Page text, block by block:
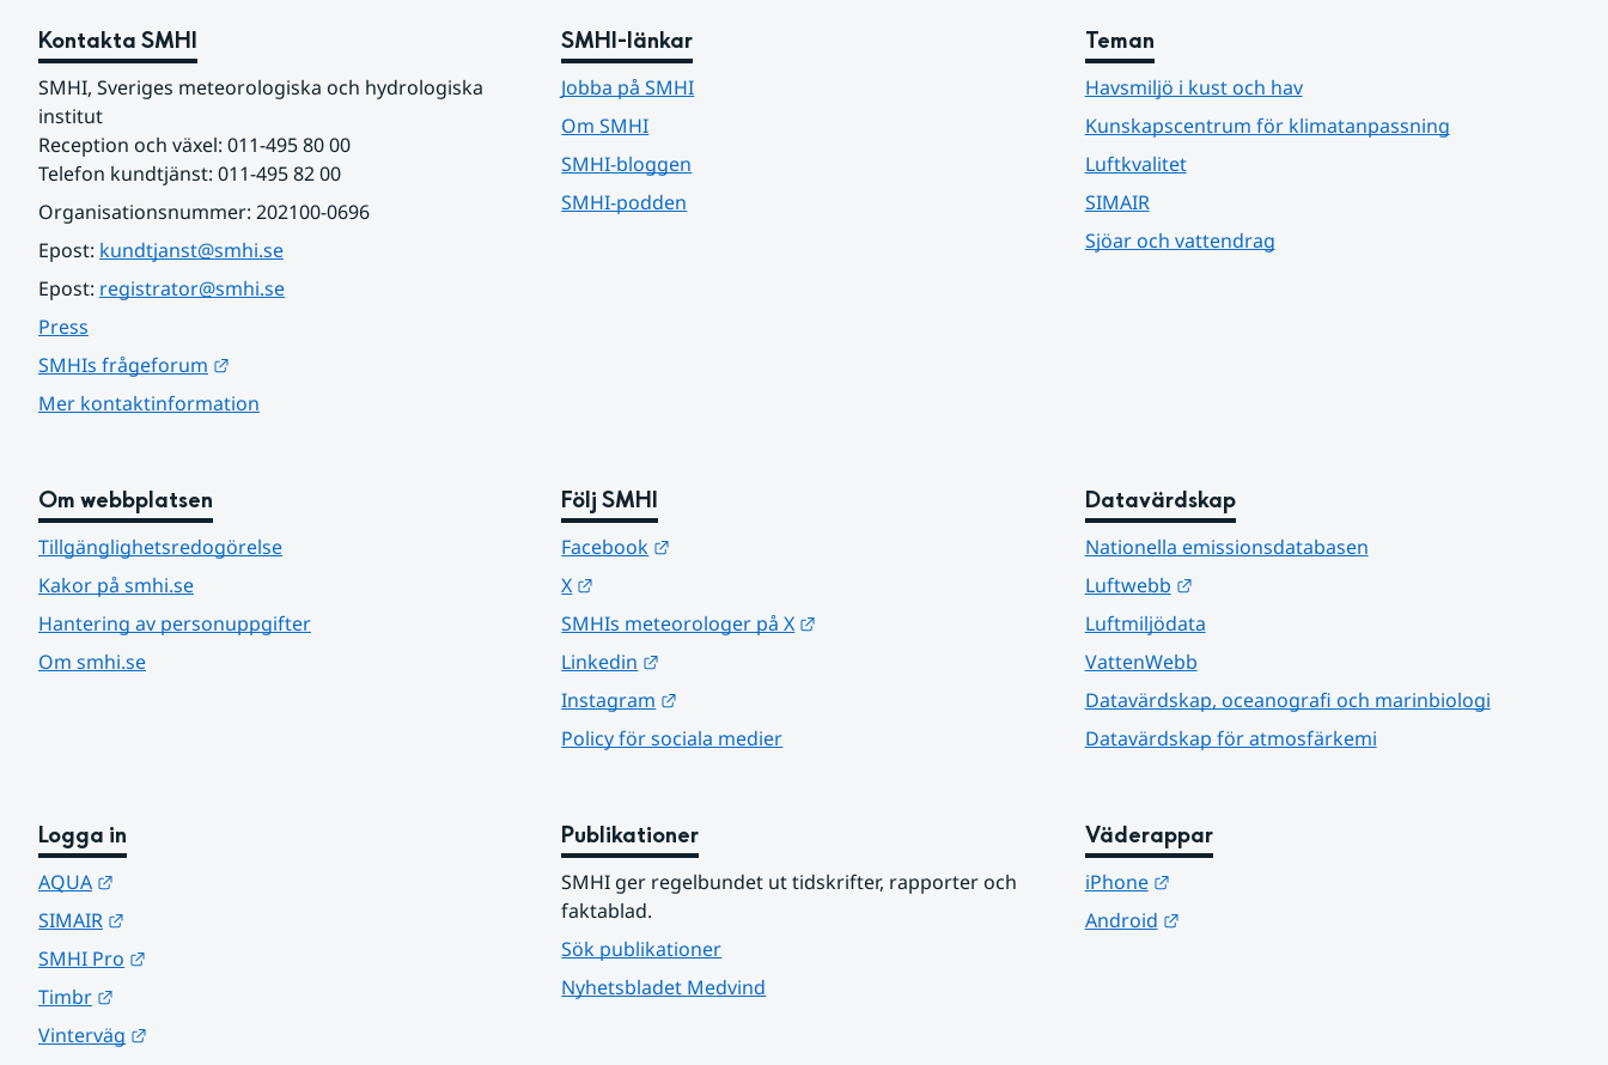
Kontakta SMHI
SMHI, Sveriges meteorologiska och hydrologiska
institut
Reception och växel: 011-495 80 00
Telefon kundtjänst: 011-495 82 00
Organisationsnummer: 202100-0696
Epost: kundtjanst@smhi.se
Epost: registrator@smhi.se
Press
SMHIs frågeforum
Mer kontaktinformation
SMHI-länkar
Jobba på SMHI
Om SMHI
SMHI-bloggen
SMHI-podden
Teman
Havsmiljö i kust och hav
Kunskapscentrum för klimatanpassning
Luftkvalitet
SIMAIR
Sjöar och vattendrag
Om webbplatsen
Tillgänglighetsredogörelse
Kakor på smhi.se
Hantering av personuppgifter
Om smhi.se
Följ SMHI
Facebook
X
SMHIs meteorologer på X
Linkedin
Instagram
Policy för sociala medier
Datavärdskap
Nationella emissionsdatabasen
Luftwebb
Länk till annan webbplats.
Luftmiljödata
VattenWebb
Datavärdskap, oceanografi och marinbiologi
Datavärdskap för atmosfärkemi
Logga in
AQUA
SIMAIR
SMHI Pro
Timbr
Vinterväg
Publikationer
SMHI ger regelbundet ut tidskrifter, rapporter och
faktablad.
Sök publikationer
Nyhetsbladet Medvind
Väderappar
iPhone
Länk till annan webbplats.
Android
Länk till annan webbplats.